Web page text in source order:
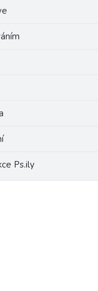
Ps.ily